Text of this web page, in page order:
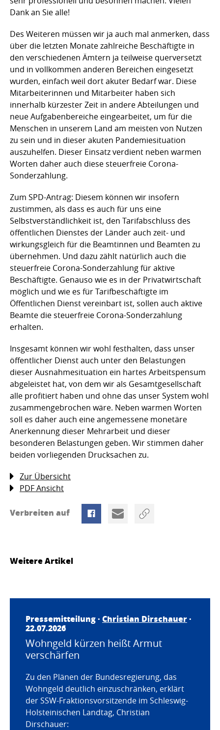
Dank an Sie alle!
Des Weiteren müssen wir ja auch mal anmerken, dass
über die letzten Monate zahlreiche Beschäftigte in
den verschiedenen Ämtern ja teilweise querversetzt
und in vollkommen anderen Bereichen eingesetzt
wurden, einfach weil dort akuter Bedarf war. Diese
Mitarbeiterinnen und Mitarbeiter haben sich
innerhalb kürzester Zeit in andere Abteilungen und
neue Aufgabenbereiche eingearbeitet, um für die
Menschen in unserem Land am meisten von Nutzen
zu sein und in dieser akuten Pandemiesituation
auszuhelfen. Dieser Einsatz verdient neben warmen
Worten daher auch diese steuerfreie Corona-
Sonderzahlung.
Zum SPD-Antrag: Diesem können wir insofern
zustimmen, als dass es auch für uns eine
Selbstverständlichkeit ist, den Tarifabschluss des
öffentlichen Dienstes der Länder auch zeit- und
wirkungsgleich für die Beamtinnen und Beamten zu
übernehmen. Und dazu zählt natürlich auch die
steuerfreie Corona-Sonderzahlung für aktive
Beschäftigte. Genauso wie es in der Privatwirtschaft
möglich und wie es für Tarifbeschäftigte im
Öffentlichen Dienst vereinbart ist, sollen auch aktive
Beamte die steuerfreie Corona-Sonderzahlung
erhalten.
Insgesamt können wir wohl festhalten, dass unser
öffentlicher Dienst auch unter den Belastungen
dieser Ausnahmesituation ein hartes Arbeitspensum
abgeleistet hat, von dem wir als Gesamtgesellschaft
alle profitiert haben und ohne das unser System wohl
zusammengebrochen wäre. Neben warmen Worten
soll es daher auch eine angemessene monetäre
Anerkennung dieser Mehrarbeit und dieser
besonderen Belastungen geben. Wir stimmen daher
beiden vorliegenden Drucksachen zu.
Zur Übersicht
PDF Ansicht
Verbreiten auf
Weitere Artikel
Pressemitteilung · Christian Dirschauer·
22.07.2026
Wohngeld kürzen heißt Armut
verschärfen
Zu den Plänen der Bundesregierung, das
Wohngeld deutlich einzuschränken, erklärt
der SSW-Fraktionsvorsitzende im Schleswig-
Holsteinischen Landtag, Christian
Dirschauer: